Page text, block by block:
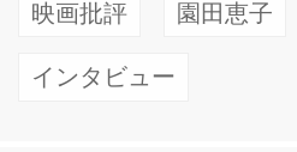
映画批評 園田恵子
インタビュー